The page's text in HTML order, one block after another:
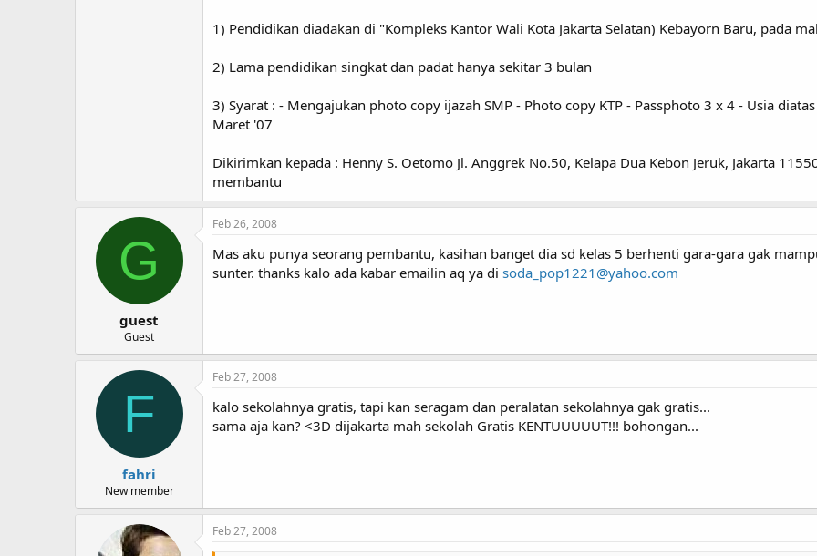
1) Pendidikan diadakan di "Kompleks Kantor Wali Kota Jakarta Selatan) Kebayorn Baru, pada
2) Lama pendidikan singkat dan padat hanya sekitar 3 bulan
3) Syarat : - Mengajukan photo copy ijazah SMP - Photo copy KTP - Passphoto 3 x 4 - Usia
Maret '07
Dikirimkan kepada : Henny S. Oetomo Jl. Anggrek No.50, Kelapa Dua Kebon Jeruk, Jakarta
membantu
G
guest
Guest
Feb 26, 2008
Mas aku punya seorang pembantu, kasihan banget dia sd kelas 5 berhenti gara-gara gak
sunter. thanks kalo ada kabar emailin aq ya di soda_pop1221@yahoo.com
F
fahri
New member
Feb 27, 2008
kalo sekolahnya gratis, tapi kan seragam dan peralatan sekolahnya gak gratis...
sama aja kan? <3D dijakarta mah sekolah Gratis KENTUUUUUT!!! bohongan...
Feb 27, 2008